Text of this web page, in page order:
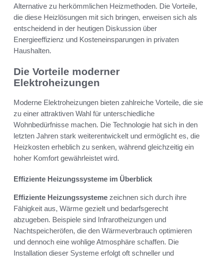
Alternative zu herkömmlichen Heizmethoden. Die Vorteile,
die diese Heizlösungen mit sich bringen, erweisen sich als
entscheidend in der heutigen Diskussion über
Energieeffizienz und Kosteneinsparungen in privaten
Haushalten.
Die Vorteile moderner
Elektroheizungen
Moderne Elektroheizungen bieten zahlreiche Vorteile, die sie
zu einer attraktiven Wahl für unterschiedliche
Wohnbedürfnisse machen. Die Technologie hat sich in den
letzten Jahren stark weiterentwickelt und ermöglicht es, die
Heizkosten erheblich zu senken, während gleichzeitig ein
hoher Komfort gewährleistet wird.
Effiziente Heizungssysteme im Überblick
Effiziente Heizungssysteme zeichnen sich durch ihre
Fähigkeit aus, Wärme gezielt und bedarfsgerecht
abzugeben. Beispiele sind Infrarotheizungen und
Nachtspeicheröfen, die den Wärmeverbrauch optimieren
und dennoch eine wohlige Atmosphäre schaffen. Die
Installation dieser Systeme erfolgt oft schneller und